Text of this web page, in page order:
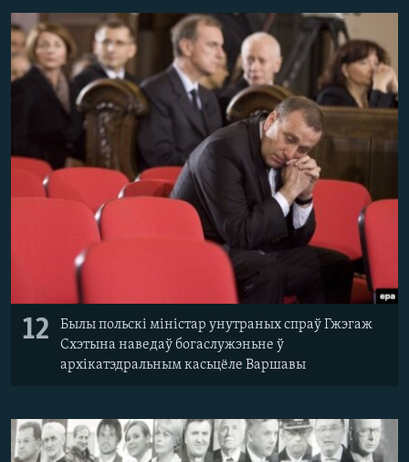
12
Былы польскі міністар унутраных спраў Гжэгаж
Схэтына наведаў богаслужэньне ў
архікатэдральным касьцёле Варшавы